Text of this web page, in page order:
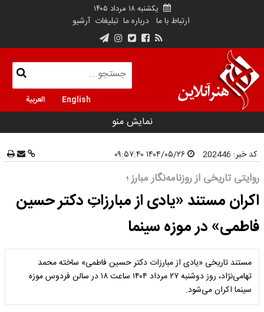
یکشنبه ۱۸ مرداد ۱۴۰۵
ارتباط با ما درباره ما تبلیغات آرشیو
English العربية
نمایش منو
کد خبر: 202446
روایتی تاریخی از روزنامه‌نگار مبارز ؛
اکران مستند «یادی از مبارزاتِ دکتر حسین
فاطمی» در موزه سینما
مستند تاریخی «یادی از مبارزات دکتر حسین فاطمی» ساخته محمد
تهامی‌نژاد، روز دوشنبه ۲۷ مرداد ۱۴۰۴ ساعت ۱۸ در سالن فردوس موزه
سینما اکران می‌شود.